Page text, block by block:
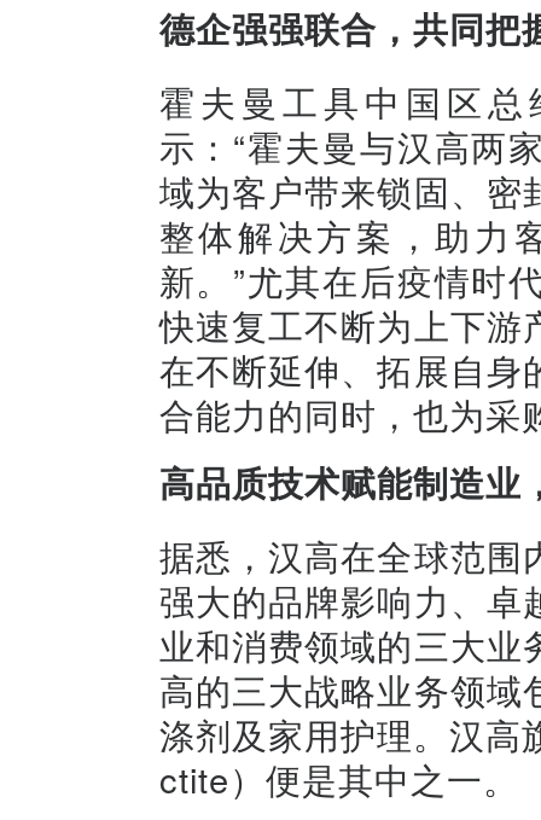
德企强强联合，共同把
霍夫曼工具中国区
示：“霍夫曼与汉高两
域为客户带来锁固、
整体解决方案，助力
新。”尤其在后疫情时
快速复工不断为上下游
在不断延伸、拓展自
合能力的同时，也为采
高品质技术赋能制造业
据悉，汉高在全球范
强大的品牌影响力、
业和消费领域的三大
高的三大战略业务领
涤剂及家用护理。汉高
ctite）便是其中之一。